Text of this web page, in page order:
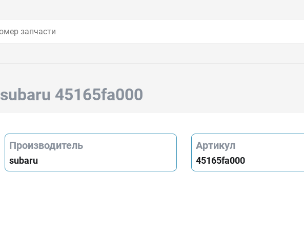
subaru 45165fa000
Производитель
subaru
Артикул
45165fa000